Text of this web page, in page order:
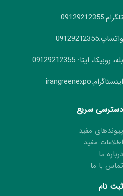
تلگرام:09129212355
واتساپ:09129212355
بله، روبیکا، ایتا: 09129212355
اینستاگرام:irangreenexpo
دسترسی سریع
پیوندهای مفید
اطلاعات مفید
درباره ما
تماس با ما
ثبت نام